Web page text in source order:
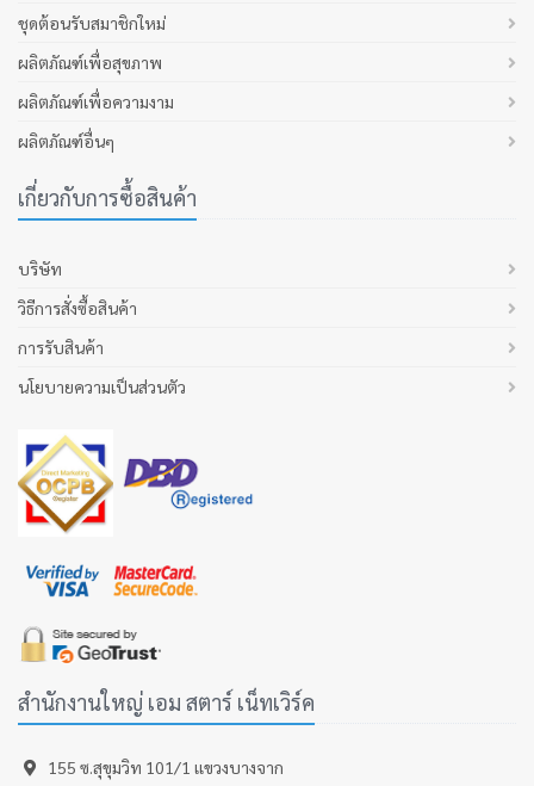
ชุดต้อนรับสมาชิกใหม่
ผลิตภัณฑ์เพื่อสุขภาพ
ผลิตภัณฑ์เพื่อความงาม
ผลิตภัณฑ์อื่นๆ
เกี่ยวกับการซื้อสินค้า
บริษัท
วิธีการสั่งซื้อสินค้า
การรับสินค้า
นโยบายความเป็นส่วนตัว
สำนักงานใหญ่ เอม สตาร์ เน็ทเวิร์ค
155 ซ.สุขุมวิท 101/1 เเขวงบางจาก